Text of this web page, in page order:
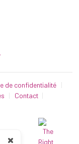
de confidentialité
Contact